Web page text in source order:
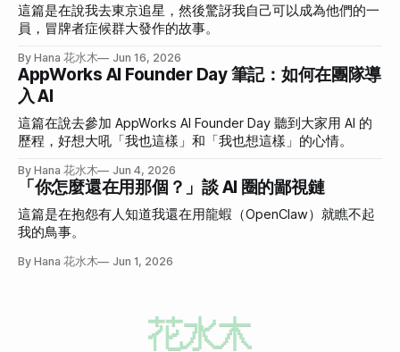
這篇是在說我去東京追星，然後驚訝我自己可以成為他們的一
員，冒牌者症候群大發作的故事。
By Hana 花水木 Jun 16, 2026
AppWorks AI Founder Day 筆記：如何在團隊導
入 AI
這篇在說去參加 AppWorks AI Founder Day 聽到大家用 AI 的
歷程，好想大吼「我也這樣」和「我也想這樣」的心情。
By Hana 花水木 Jun 4, 2026
「你怎麼還在用那個？」談 AI 圈的鄙視鏈
這篇是在抱怨有人知道我還在用龍蝦（OpenClaw）就瞧不起
我的鳥事。
By Hana 花水木 Jun 1, 2026